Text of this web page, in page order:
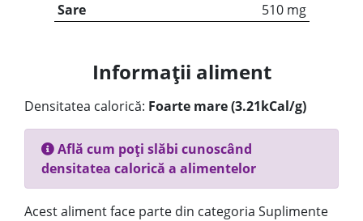
Sare
510 mg
Informații aliment
Densitatea calorică: Foarte mare (3.21kCal/g)
Află cum poți slăbi cunoscând
densitatea calorică a alimentelor
Acest aliment face parte din categoria Suplimente